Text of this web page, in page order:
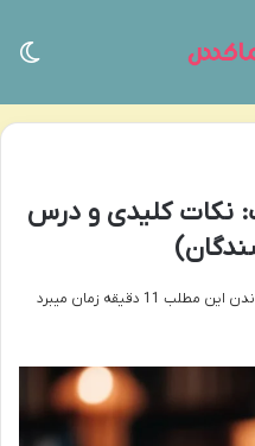
نکات کلیدی و درس
مطلب 11 دقیقه زمان میبرد